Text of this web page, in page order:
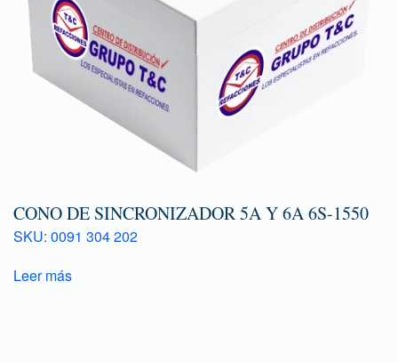
CONO DE SINCRONIZADOR 5A Y 6A 6S-1550
SKU: 0091 304 202
Leer más